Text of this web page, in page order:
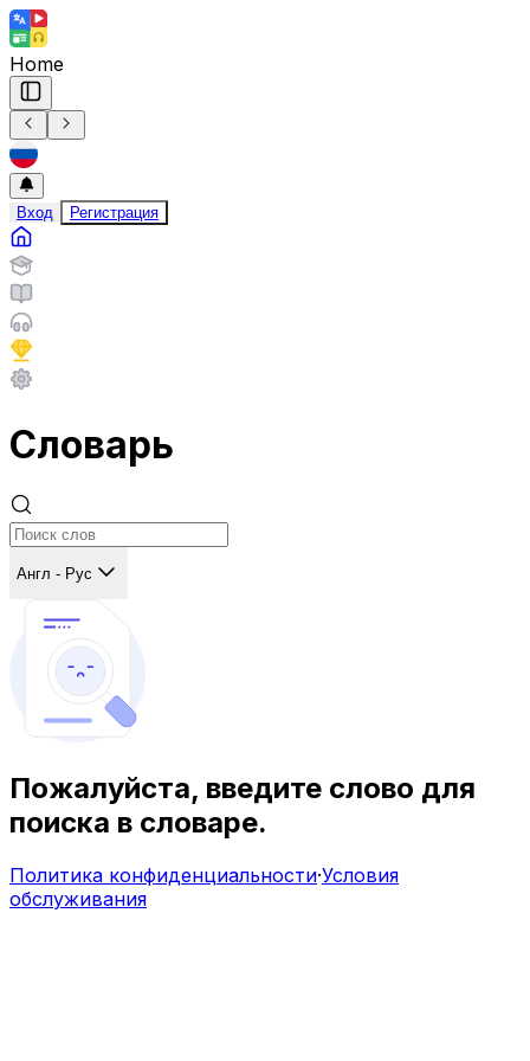
Home
Вход Регистрация
Словарь
Англ - Рус
Пожалуйста, введите слово для
поиска в словаре.
Политика конфиденциальности·Условия
обслуживания